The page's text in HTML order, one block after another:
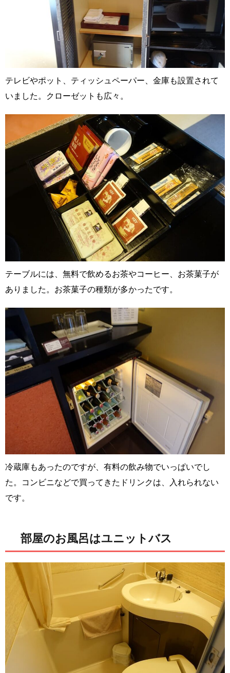
テレビやポット、ティッシュペーパー、金庫も設置されて
いました。クローゼットも広々。
テーブルには、無料で飲めるお茶やコーヒー、お茶菓子が
ありました。お茶菓子の種類が多かったです。
冷蔵庫もあったのですが、有料の飲み物でいっぱいでし
た。コンビニなどで買ってきたドリンクは、入れられない
です。
部屋のお風呂はユニットバス